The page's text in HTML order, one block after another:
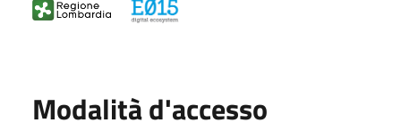
Modalità d'accesso